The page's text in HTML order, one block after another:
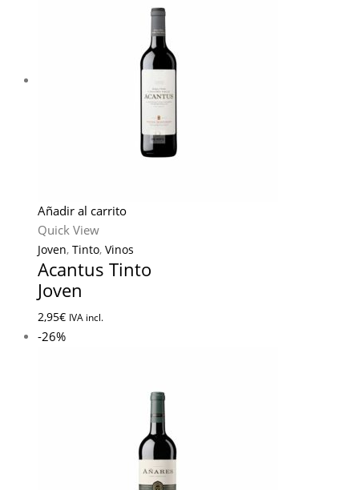
Añadir al carrito
Quick View
Joven, Tinto, Vinos
Acantus Tinto
Joven
2,95€ IVA incl.
-26%